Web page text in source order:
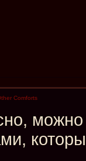
Comforts